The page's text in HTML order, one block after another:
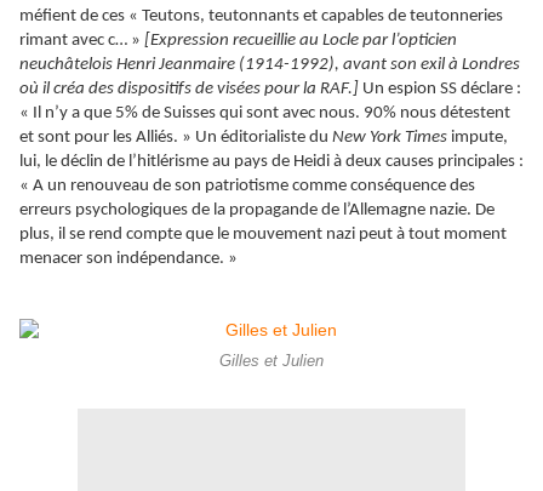
méfient de ces « Teutons, teutonnants et capables de teutonneries
rimant avec c… » [Expression recueillie au Locle par l’opticien
neuchâtelois Henri Jeanmaire (1914-1992), avant son exil à Londres
où il créa des dispositifs de visées pour la RAF.] Un espion SS déclare :
« Il n’y a que 5% de Suisses qui sont avec nous. 90% nous détestent
et sont pour les Alliés. » Un éditorialiste du New York Times impute,
lui, le déclin de l’hitlérisme au pays de Heidi à deux causes principales :
« A un renouveau de son patriotisme comme conséquence des
erreurs psychologiques de la propagande de l’Allemagne nazie. De
plus, il se rend compte que le mouvement nazi peut à tout moment
menacer son indépendance. »
Gilles et Julien